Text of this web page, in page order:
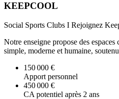
KEEPCOOL
Social Sports Clubs I Rejoignez
Notre enseigne propose des
simple, moderne et humaine,
150 000 €
Apport personnel
450 000 €
CA potentiel après 2 ans